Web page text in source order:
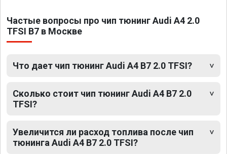
Частые вопросы про чип тюнинг Audi A4 2.0
TFSI B7 в Москве
Что дает чип тюнинг Audi A4 B7 2.0 TFSI?
Сколько стоит чип тюнинг Audi A4 B7 2.0
TFSI?
Увеличится ли расход топлива после чип
тюнинга Audi A4 B7 2.0 TFSI?